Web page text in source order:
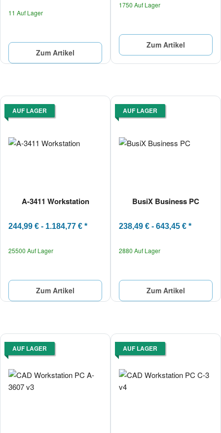
11 Auf Lager
Zum Artikel
1750 Auf Lager
Zum Artikel
AUF LAGER
A-3411 Workstation
244,99 € - 1.184,77 € *
25500 Auf Lager
Zum Artikel
AUF LAGER
BusiX Business PC
238,49 € - 643,45 € *
2880 Auf Lager
Zum Artikel
AUF LAGER AUF LAGER